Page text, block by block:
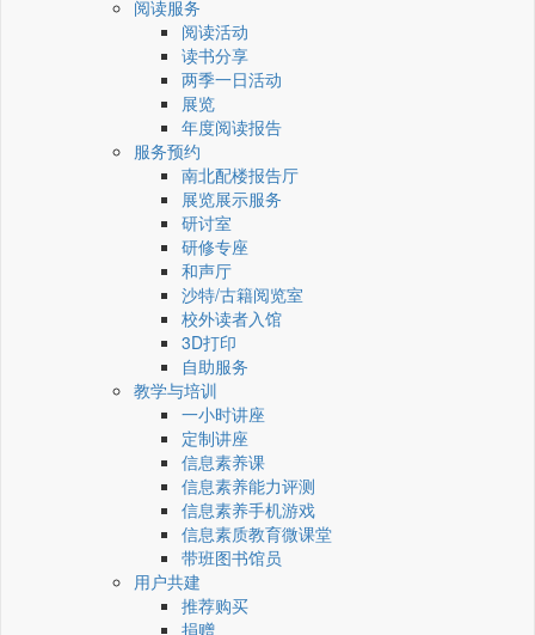
阅读服务
阅读活动
读书分享
两季一日活动
展览
年度阅读报告
服务预约
南北配楼报告厅
展览展示服务
研讨室
研修专座
和声厅
沙特/古籍阅览室
校外读者入馆
3D打印
自助服务
教学与培训
一小时讲座
定制讲座
信息素养课
信息素养能力评测
信息素养手机游戏
信息素质教育微课堂
带班图书馆员
用户共建
推荐购买
捐赠